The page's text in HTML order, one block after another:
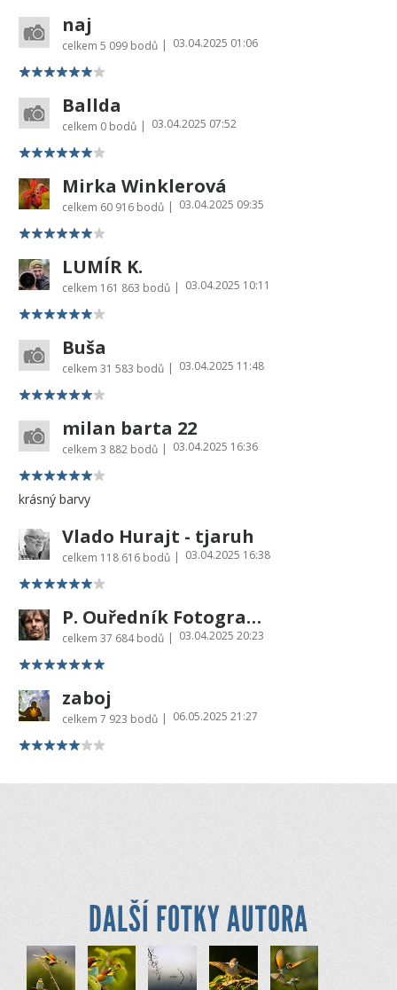
naj
celkem 5 099 bodů | 03.04.2025 01:06
Ballda
celkem 0 bodů | 03.04.2025 07:52
Mirka Winklerová
celkem 60 916 bodů | 03.04.2025 09:35
LUMÍR K.
celkem 161 863 bodů | 03.04.2025 10:11
Buša
celkem 31 583 bodů | 03.04.2025 11:48
milan barta 22
celkem 3 882 bodů | 03.04.2025 16:36
krásný barvy
Vlado Hurajt - tjaruh
celkem 118 616 bodů | 03.04.2025 16:38
P. Ouředník Fotografie Šumavy
celkem 37 684 bodů | 03.04.2025 20:23
zaboj
celkem 7 923 bodů | 06.05.2025 21:27
DALŠÍ FOTKY AUTORA